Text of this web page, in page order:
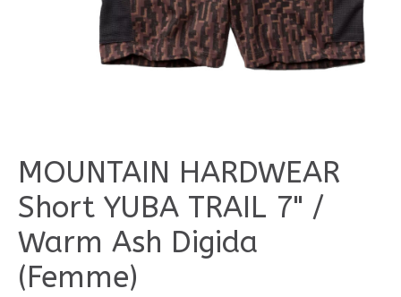
MOUNTAIN HARDWEAR
Short YUBA TRAIL 7" /
Warm Ash Digida
(Femme)